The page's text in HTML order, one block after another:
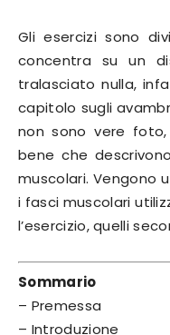
Gli esercizi sono
concentra su un
tralasciato nulla,
capitolo sugli
non sono vere
bene che
muscolari. Vengono
i fasci muscolari
l’esercizio, quelli
Sommario
– Premessa
– Introduzione